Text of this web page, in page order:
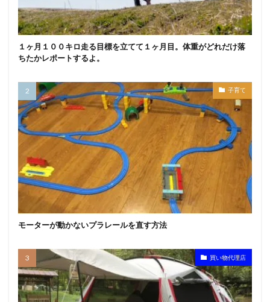
１ヶ月１００キロ走る目標を立てて１ヶ月目。体重がどれだけ落
ちたかレポートするよ。
子育て
モーターが動かないプラレールを直す方法
買い物代理店